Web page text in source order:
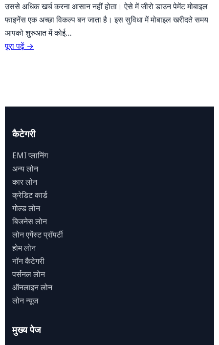
उससे अधिक खर्च करना आसान नहीं होता। ऐसे में जीरो डाउन पेमेंट मोबाइल
फाइनेंस एक अच्छा विकल्प बन जाता है। इस सुविधा में मोबाइल खरीदते समय
आपको शुरुआत में कोई…
पूरा पढ़ें →
कैटेगरी
EMI प्लानिंग
अन्य लोन
कार लोन
क्रेडिट कार्ड
गोल्ड लोन
बिजनेस लोन
लोन एगेंस्ट प्राॅपर्टी
होम लोन
नाॅन कैटेगरी
पर्सनल लोन
ऑनलाइन लोन
लोन न्यूज
मुख्य पेज